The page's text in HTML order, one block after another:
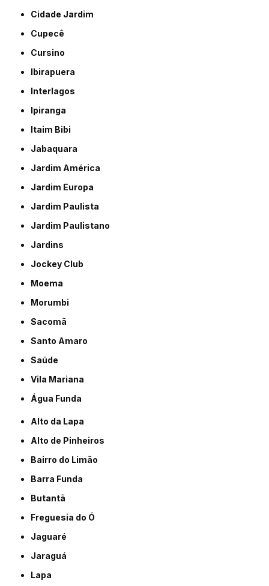
Cidade Jardim
Cupecê
Cursino
Ibirapuera
Interlagos
Ipiranga
Itaim Bibi
Jabaquara
Jardim América
Jardim Europa
Jardim Paulista
Jardim Paulistano
Jardins
Jockey Club
Moema
Morumbi
Sacomã
Santo Amaro
Saúde
Vila Mariana
Água Funda
Alto da Lapa
Alto de Pinheiros
Bairro do Limão
Barra Funda
Butantã
Freguesia do Ó
Jaguaré
Jaraguá
Lapa